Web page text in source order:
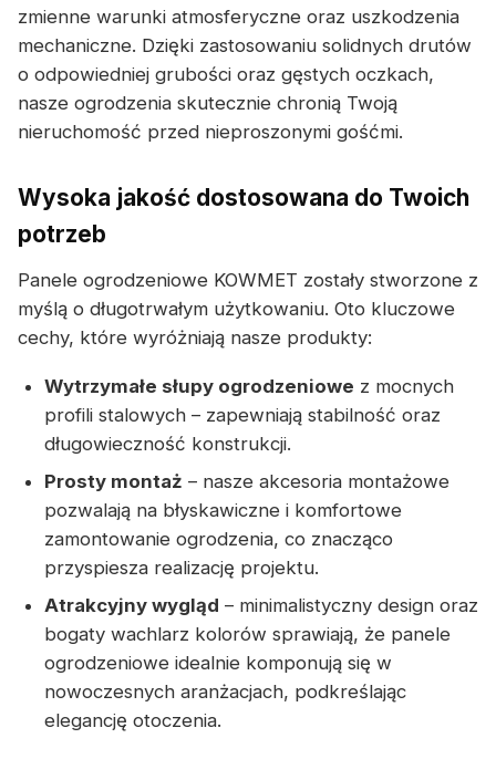
zmienne warunki atmosferyczne oraz uszkodzenia
mechaniczne. Dzięki zastosowaniu solidnych drutów
o odpowiedniej grubości oraz gęstych oczkach,
nasze ogrodzenia skutecznie chronią Twoją
nieruchomość przed nieproszonymi gośćmi.
Wysoka jakość dostosowana do Twoich
potrzeb
Panele ogrodzeniowe KOWMET zostały stworzone z
myślą o długotrwałym użytkowaniu. Oto kluczowe
cechy, które wyróżniają nasze produkty:
Wytrzymałe słupy ogrodzeniowe z mocnych
profili stalowych – zapewniają stabilność oraz
długowieczność konstrukcji.
Prosty montaż – nasze akcesoria montażowe
pozwalają na błyskawiczne i komfortowe
zamontowanie ogrodzenia, co znacząco
przyspiesza realizację projektu.
Atrakcyjny wygląd – minimalistyczny design oraz
bogaty wachlarz kolorów sprawiają, że panele
ogrodzeniowe idealnie komponują się w
nowoczesnych aranżacjach, podkreślając
elegancję otoczenia.